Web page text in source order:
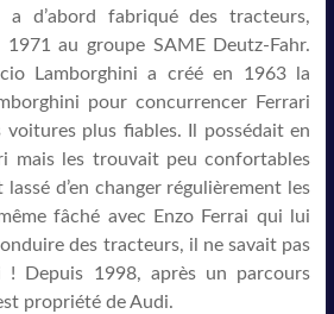
a d’abord fabriqué des tracteurs,
au groupe SAME Deutz-Fahr.
Lamborghini a créé en 1963 la
pour concurrencer Ferrari
plus fiables. Il possédait en
mais les trouvait peu confortables
d’en changer régulièrement les
fâché avec Enzo Ferrai qui lui
des tracteurs, il ne savait pas
! Depuis 1998, après un parcours
propriété de Audi.